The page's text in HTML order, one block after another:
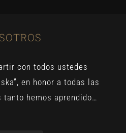
con todos ustedes
en honor a todas las
tanto hemos aprendido…